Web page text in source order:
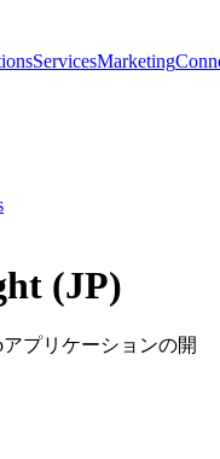
ServicesMarketing
(JP)
プリケーションの開